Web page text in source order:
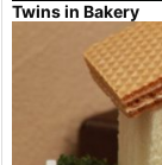
Twins in Bakery